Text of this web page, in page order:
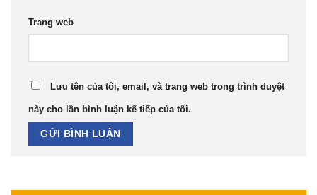
Trang web
Lưu tên của tôi, email, và trang web trong trình duyệt
này cho lần bình luận kế tiếp của tôi.